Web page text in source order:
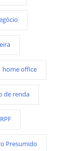
home office
de renda
Presumido